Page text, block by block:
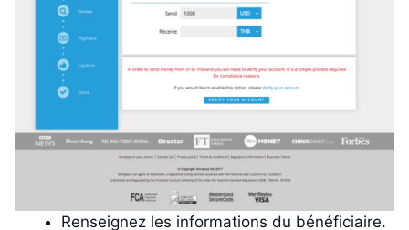
Renseignez les informations du bénéficiaire.